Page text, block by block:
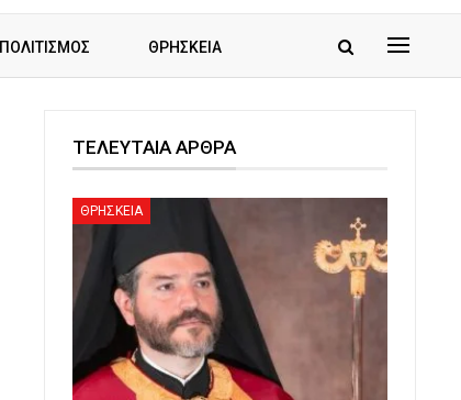
ΠΟΛΙΤΙΣΜΟΣ ΘΡΗΣΚΕΙΑ
ΤΕΛΕΥΤΑΙΑ ΑΡΘΡΑ
ΘΡΗΣΚΕΙΑ